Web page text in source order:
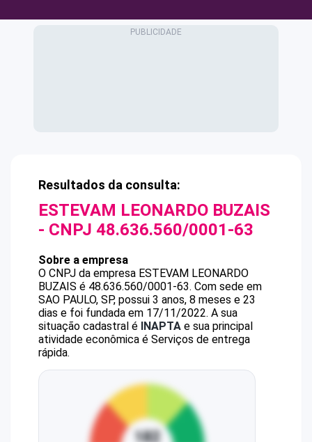
Resultados da consulta:
ESTEVAM LEONARDO BUZAIS
- CNPJ 48.636.560/0001-63
Sobre a empresa
O CNPJ da empresa ESTEVAM LEONARDO
BUZAIS é 48.636.560/0001-63. Com sede em
SAO PAULO, SP, possui 3 anos, 8 meses e 23
dias e foi fundada em 17/11/2022. A sua
situação cadastral é INAPTA e sua principal
atividade econômica é Serviços de entrega
rápida.